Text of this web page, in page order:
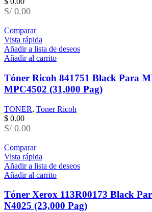
S/ 0.00
Comparar
Vista rápida
Añadir a lista de deseos
Añadir al carrito
Tóner Ricoh 841751 Black Para
MPC4502 (31,000 Pag)
TONER, Toner Ricoh
$ 0.00
S/ 0.00
Comparar
Vista rápida
Añadir a lista de deseos
Añadir al carrito
Tóner Xerox 113R00173 Black
N4025 (23,000 Pag)